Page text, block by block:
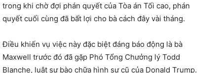
trong khi chờ đợi phán quyết của Tòa án Tối cao, phán
quyết cuối cùng đã bất lợi cho bà cách đây vài tháng.
Điều khiến vụ việc này đặc biệt đáng báo động là bà
Maxwell trước đó đã gặp Phó Tổng Chưởng lý Todd
Blanche, luật sư bào chữa hình sự cũ của Donald Trump.